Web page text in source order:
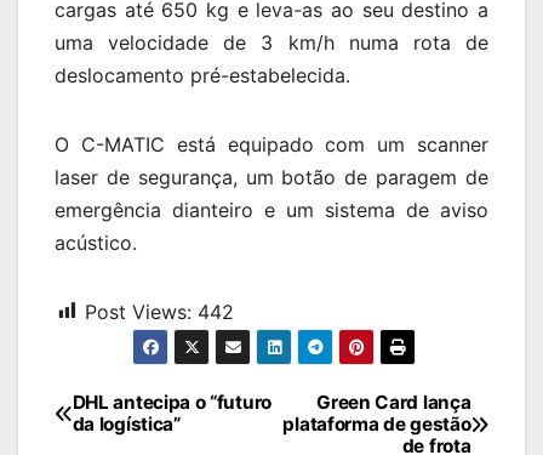
cargas até 650 kg e leva-as ao seu destino a
uma velocidade de 3 km/h numa rota de
deslocamento pré-estabelecida.
O C-MATIC está equipado com um scanner
laser de segurança, um botão de paragem de
emergência dianteiro e um sistema de aviso
acústico.
Post Views: 442
Navegação
de
Green Card lança
plataforma de gestão
de frota
DHL antecipa o “futuro
da logística”